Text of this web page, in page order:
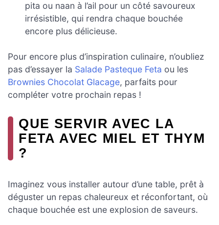
pita ou naan à l’ail pour un côté savoureux
irrésistible, qui rendra chaque bouchée
encore plus délicieuse.
Pour encore plus d’inspiration culinaire, n’oubliez
pas d’essayer la Salade Pasteque Feta ou les
Brownies Chocolat Glacage, parfaits pour
compléter votre prochain repas !
QUE SERVIR AVEC LA
FETA AVEC MIEL ET THYM
?
Imaginez vous installer autour d’une table, prêt à
déguster un repas chaleureux et réconfortant, où
chaque bouchée est une explosion de saveurs.